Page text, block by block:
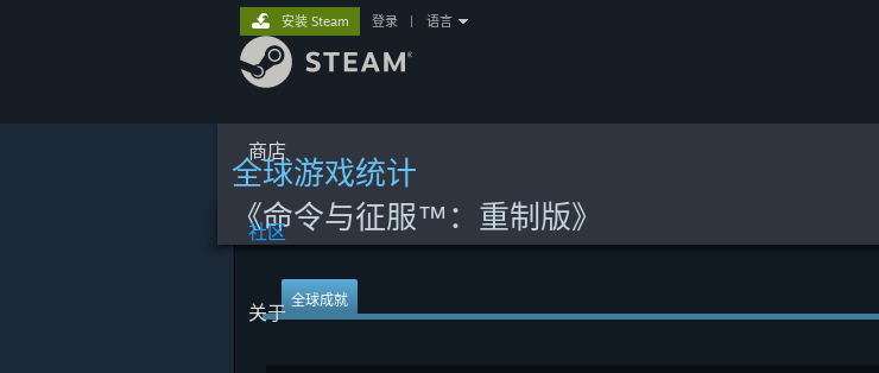
商店
社区
关于
安装 Steam 登录 语言
全球游戏统计
《命令与征服™：重制版》
全球成就